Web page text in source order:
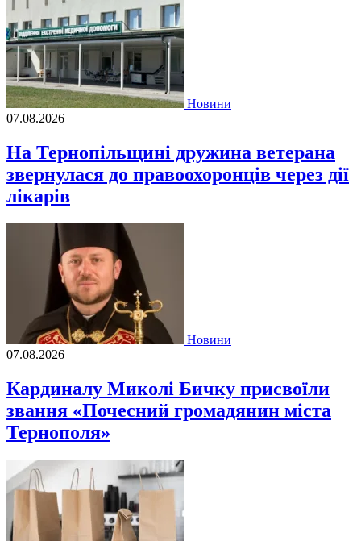
Новини
07.08.2026
На Тернопільщині дружина ветерана
звернулася до правоохоронців через дії
лікарів
Новини
07.08.2026
Кардиналу Миколі Бичку присвоїли
звання «Почесний громадянин міста
Тернополя»